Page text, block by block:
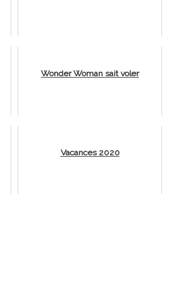
Wonder Woman sait voler
Vacances 2020